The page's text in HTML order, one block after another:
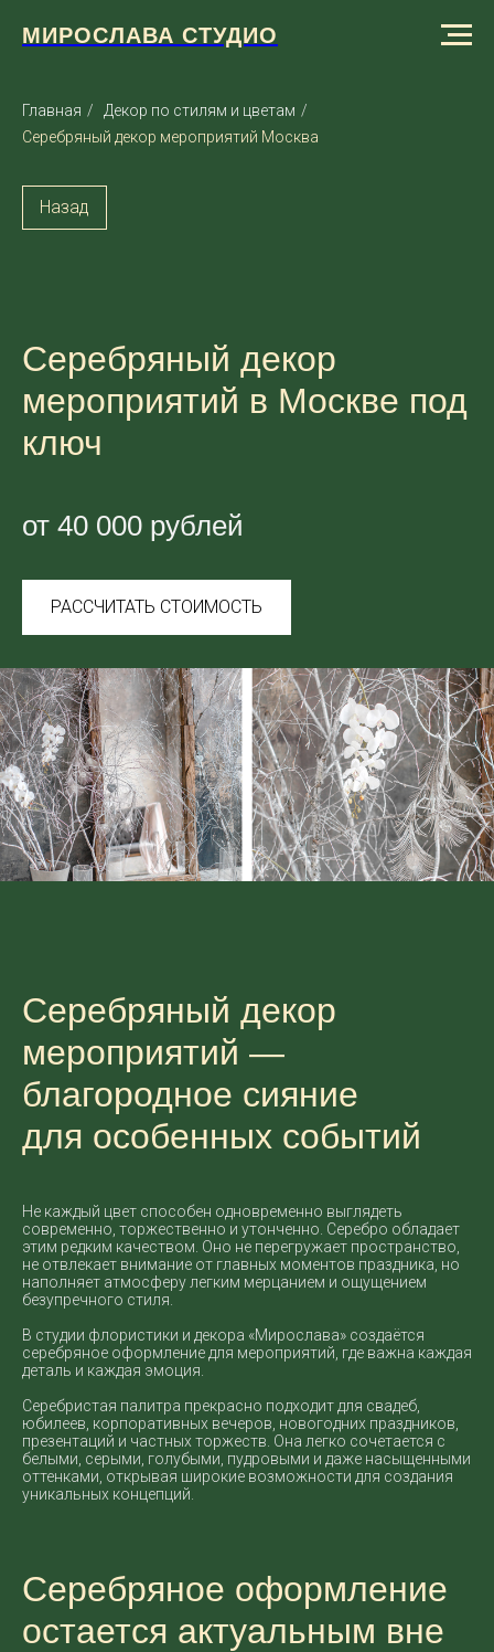
МИРОСЛАВА СТУДИО
Главная / Декор по стилям и цветам /
Серебряный декор мероприятий Москва
Назад
Серебряный декор
мероприятий в Москве под
ключ
от 40 000 рублей
РАССЧИТАТЬ СТОИМОСТЬ
Серебряный декор
мероприятий —
благородное сияние
для особенных событий
Не каждый цвет способен одновременно выглядеть
современно, торжественно и утонченно. Серебро обладает
этим редким качеством. Оно не перегружает пространство,
не отвлекает внимание от главных моментов праздника, но
наполняет атмосферу легким мерцанием и ощущением
безупречного стиля.
В студии флористики и декора «Мирослава» создаётся
серебряное оформление для мероприятий, где важна каждая
деталь и каждая эмоция.
Серебристая палитра прекрасно подходит для свадеб,
юбилеев, корпоративных вечеров, новогодних праздников,
презентаций и частных торжеств. Она легко сочетается с
белыми, серыми, голубыми, пудровыми и даже насыщенными
оттенками, открывая широкие возможности для создания
уникальных концепций.
Серебряное оформление
остается актуальным вне